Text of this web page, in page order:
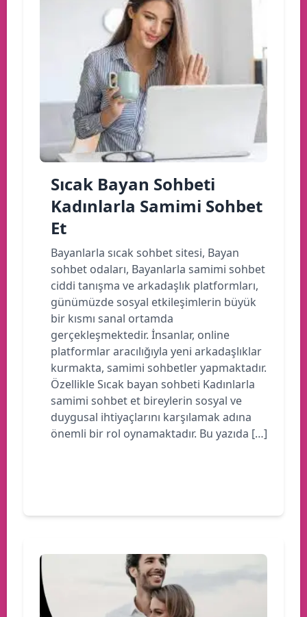
Sıcak Bayan Sohbeti
Kadınlarla Samimi Sohbet
Et
Bayanlarla sıcak sohbet sitesi, Bayan
sohbet odaları, Bayanlarla samimi sohbet
ciddi tanışma ve arkadaşlık platformları,
günümüzde sosyal etkileşimlerin büyük
bir kısmı sanal ortamda
gerçekleşmektedir. İnsanlar, online
platformlar aracılığıyla yeni arkadaşlıklar
kurmakta, samimi sohbetler yapmaktadır.
Özellikle Sıcak bayan sohbeti Kadınlarla
samimi sohbet et bireylerin sosyal ve
duygusal ihtiyaçlarını karşılamak adına
önemli bir rol oynamaktadır. Bu yazıda […]